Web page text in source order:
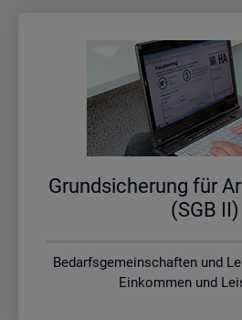
Grund­si­che­rung für
(SGB II)
Bedarfsgemeinschaften und
Einkommen und